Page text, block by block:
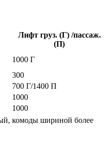
Лифт груз. (Г) /пассаж.
(П)
1000 Г
300
700 Г/1400 П
1000
1000
комоды шириной более